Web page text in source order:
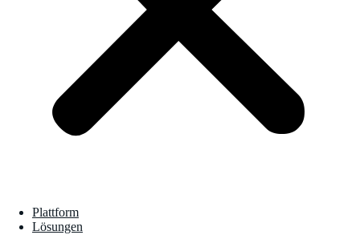
Plattform
Lösungen